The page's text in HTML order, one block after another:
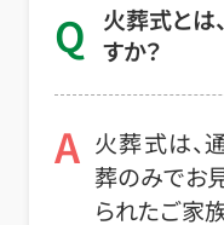
Q
火葬式とは
すか？
A 火葬式は、
葬のみでお
られたご家